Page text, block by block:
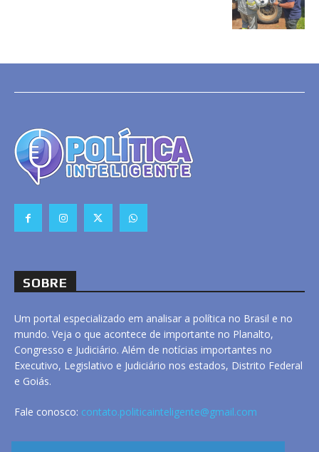
SOBRE
Um portal especializado em analisar a política no Brasil e no
mundo. Veja o que acontece de importante no Planalto,
Congresso e Judiciário. Além de notícias importantes no
Executivo, Legislativo e Judiciário nos estados, Distrito Federal
e Goiás.
Fale conosco: contato.politicainteligente@gmail.com